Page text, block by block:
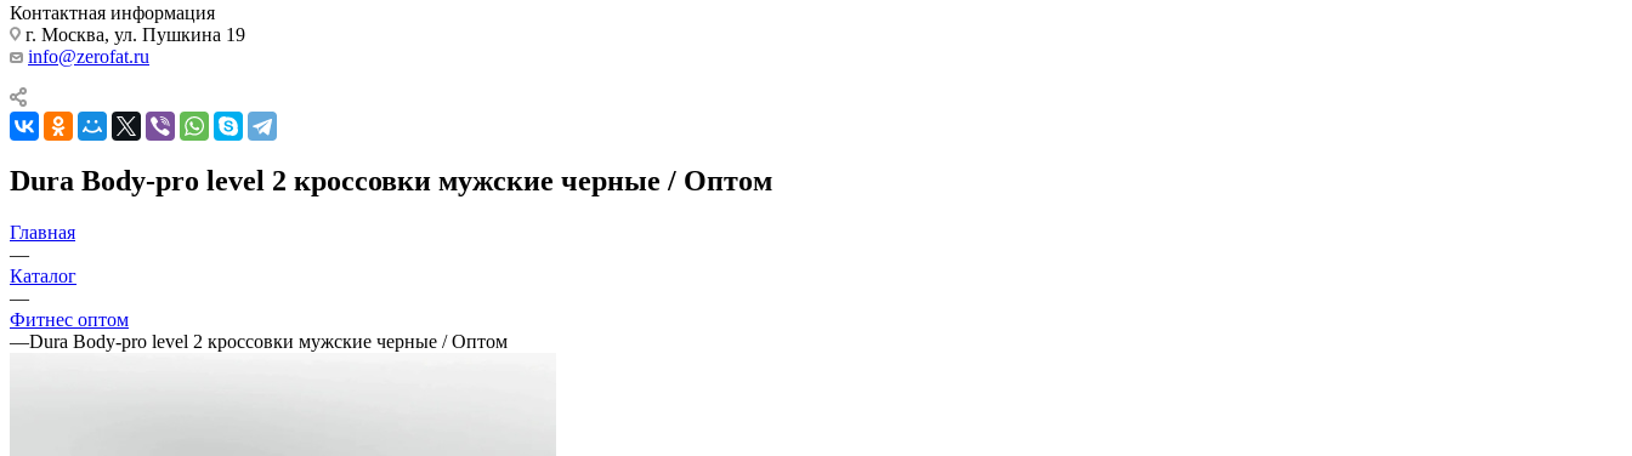
Контактная информация
г. Москва, ул. Пушкина 19
info@zerofat.ru
Dura Body-pro level 2 кроссовки мужские черные / Оптом
Главная
—
Каталог
—
Фитнес оптом
—Dura Body-pro level 2 кроссовки мужские черные / Оптом